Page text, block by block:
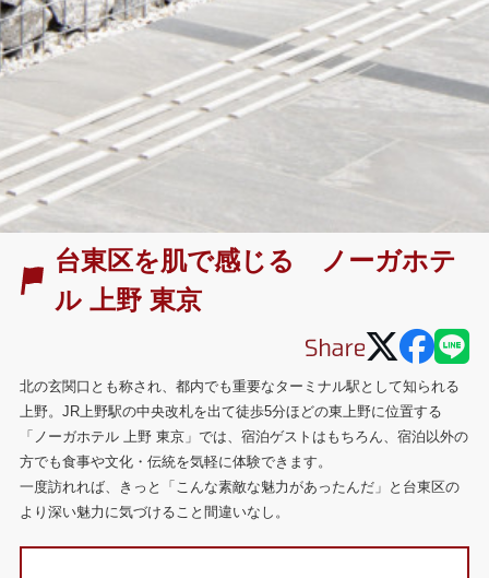
台東区を肌で感じる ノーガホテ
ル 上野 東京
北の玄関口とも称され、都内でも重要なターミナル駅として知られる
上野。JR上野駅の中央改札を出て徒歩5分ほどの東上野に位置する
「ノーガホテル 上野 東京」では、宿泊ゲストはもちろん、宿泊以外の
方でも食事や文化・伝統を気軽に体験できます。
一度訪れれば、きっと「こんな素敵な魅力があったんだ」と台東区の
より深い魅力に気づけること間違いなし。